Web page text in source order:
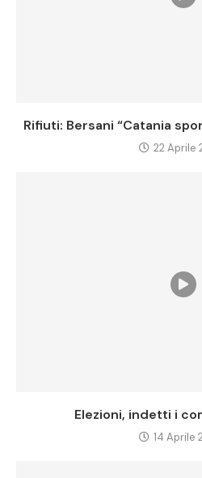
Rifiuti: Bersani “Catania
22 Aprile
Elezioni, indetti i
14 Aprile